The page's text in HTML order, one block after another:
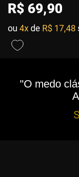
R$ 69,90
ou 4xde R$ 17,48
"O medo